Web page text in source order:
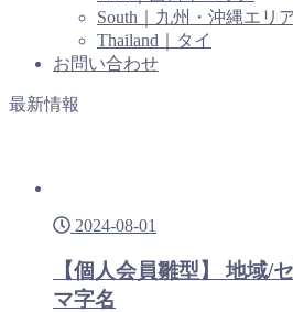
South｜九州・沖縄エリ
Thailand｜タイ
お問い合わせ
最新情報
2024-08-01
【個人会員雛型】 地域/
マ字名